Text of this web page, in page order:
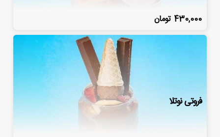
430,000 تومان
فروتی نوتلا